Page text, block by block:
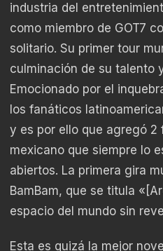
industria del
como miembro de GOT7
solitario. Su primer tour
culminación de su talento
Emocionado por el
los fanáticos
y es por ello que agregó 2
mexicano que siempre lo
abiertos. La primera gira
BamBam, que se titula
espacio del mundo sin
Esta es quizá la mejor